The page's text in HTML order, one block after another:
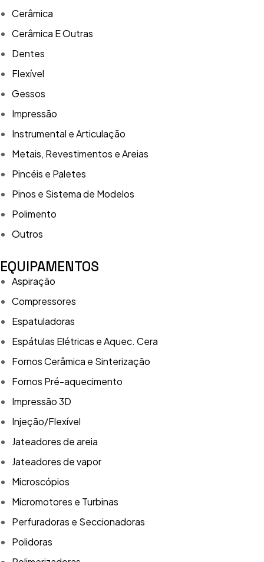
Cerâmica
Cerâmica E Outras
Dentes
Flexível
Gessos
Impressão
Instrumental e Articulação
Metais, Revestimentos e Areias
Pincéis e Paletes
Pinos e Sistema de Modelos
Polimento
Outros
EQUIPAMENTOS
Aspiração
Compressores
Espatuladoras
Espátulas Elétricas e Aquec. Cera
Fornos Cerâmica e Sinterização
Fornos Pré-aquecimento
Impressão 3D
Injeção/Flexível
Jateadores de areia
Jateadores de vapor
Microscópios
Micromotores e Turbinas
Perfuradoras e Seccionadoras
Polidoras